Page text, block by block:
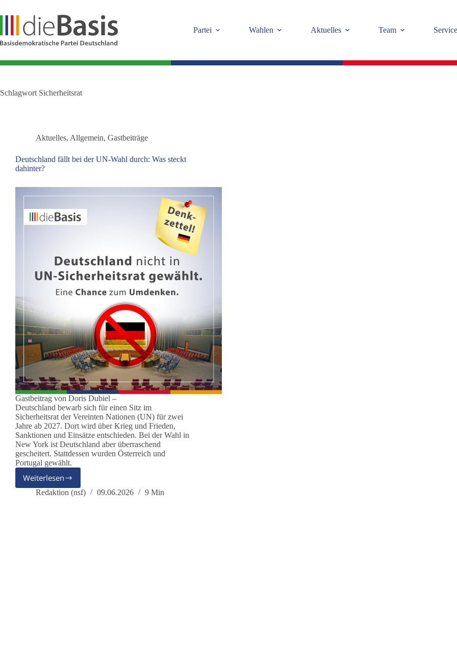
springen
Partei
Wahlen Aktuelles Team Service
Schlagwort Sicherheitsrat
Aktuelles, Allgemein, Gastbeiträge
Deutschland fällt bei der UN‑Wahl durch: Was steckt
dahinter?
Gastbeitrag von Doris Dubiel –
Deutschland bewarb sich für einen Sitz im
Sicherheitsrat der Vereinten Nationen (UN) für zwei
Jahre ab 2027. Dort wird über Krieg und Frieden,
Sanktionen und Einsätze entschieden. Bei der Wahl in
New York ist Deutschland aber überraschend
gescheitert. Stattdessen wurden Österreich und
Portugal gewählt.
WeiterlesenDeutschland
fällt
Redaktion (nsf) 09.06.2026 9 Min